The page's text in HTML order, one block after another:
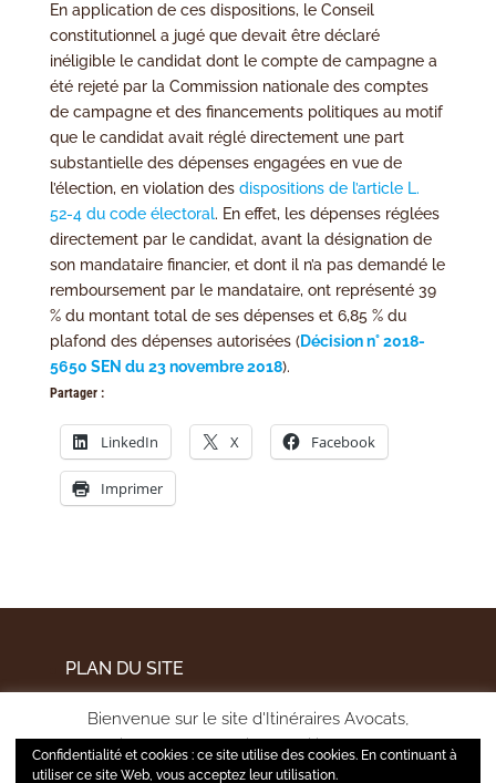
En application de ces dispositions, le Conseil
constitutionnel a jugé que devait être déclaré
inéligible le candidat dont le compte de campagne a
été rejeté par la Commission nationale des comptes
de campagne et des financements politiques au motif
que le candidat avait réglé directement une part
substantielle des dépenses engagées en vue de
l’élection, en violation des dispositions de l’article L.
52-4 du code électoral. En effet, les dépenses réglées
directement par le candidat, avant la désignation de
son mandataire financier, et dont il n’a pas demandé le
remboursement par le mandataire, ont représenté 39
% du montant total de ses dépenses et 6,85 % du
plafond des dépenses autorisées (Décision n° 2018-
5650 SEN du 23 novembre 2018).
Partager :
LinkedIn X Facebook
Imprimer
PLAN DU SITE
POLITIQUE DE CONFIDENTIALITÉ
Bienvenue sur le site d'Itinéraires Avocats,
pour améliorer votre expérience utilisateur et mesurer
l'audience de notre site, nous utilisons certains cookies.
Confidentialité et cookies : ce site utilise des cookies. En continuant à
utiliser ce site Web, vous acceptez leur utilisation.